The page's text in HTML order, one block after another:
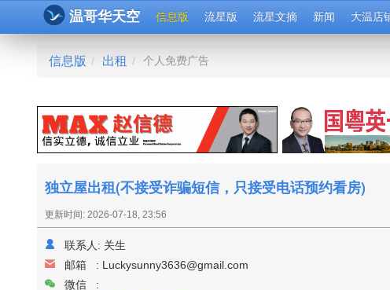
温哥华天空 信息版 流星版 流星文摘 新闻 大温店
信息版 / 出租 / 个人免费广告
独立屋出租(不接受诈骗短信，只接受电话预约看房)
更新时间: 2026-07-18, 23:56
联系人: 关生
邮箱 : Luckysunny3636@gmail.com
微信 :